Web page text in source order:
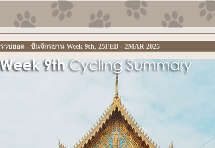
รวบยอด - ปั่นจักรยาน Week 9th, 25FEB - 2MAR 2025